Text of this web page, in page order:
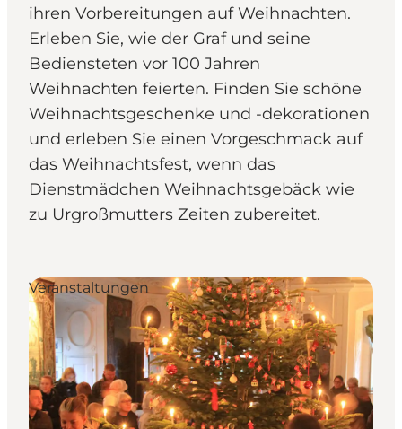
ihren Vorbereitungen auf Weihnachten.
Erleben Sie, wie der Graf und seine
Bediensteten vor 100 Jahren
Weihnachten feierten. Finden Sie schöne
Weihnachtsgeschenke und -dekorationen
und erleben Sie einen Vorgeschmack auf
das Weihnachtsfest, wenn das
Dienstmädchen Weihnachtsgebäck wie
zu Urgroßmutters Zeiten zubereitet.
Veranstaltungen